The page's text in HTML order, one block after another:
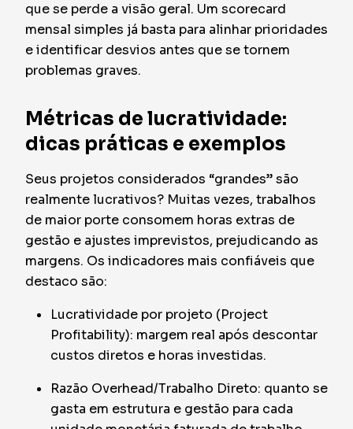
que se perde a visão geral. Um scorecard
mensal simples já basta para alinhar prioridades
e identificar desvios antes que se tornem
problemas graves.
Métricas de lucratividade:
dicas práticas e exemplos
Seus projetos considerados “grandes” são
realmente lucrativos? Muitas vezes, trabalhos
de maior porte consomem horas extras de
gestão e ajustes imprevistos, prejudicando as
margens. Os indicadores mais confiáveis que
destaco são:
Lucratividade por projeto (Project
Profitability): margem real após descontar
custos diretos e horas investidas.
Razão Overhead/Trabalho Direto: quanto se
gasta em estrutura e gestão para cada